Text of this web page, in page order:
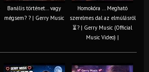
Banális történet… vagy
mégsem? ? | Gerry Music
Homokóra ... Megható
szerelmes dal az elmúlásról
⏳? | Gerry Music (Official
Music Video) |